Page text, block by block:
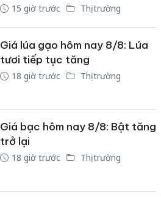
15 giờ trước Thị trường
Giá lúa gạo hôm nay 8/8: Lúa
tươi tiếp tục tăng
18 giờ trước Thị trường
Giá bạc hôm nay 8/8: Bật tăng
trở lại
18 giờ trước Thị trường